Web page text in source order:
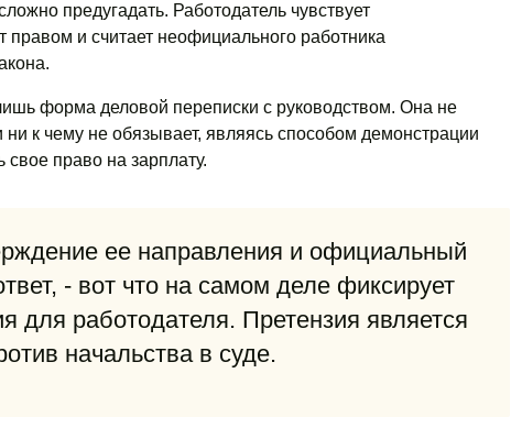
предугадать. Работодатель чувствует
правом и считает неофициального работника
форма деловой переписки с руководством. Она не
к чему не обязывает, являясь способом демонстрации
право на зарплату.
ее направления и официальный
- вот что на самом деле фиксирует
для работодателя. Претензия является
начальства в суде.